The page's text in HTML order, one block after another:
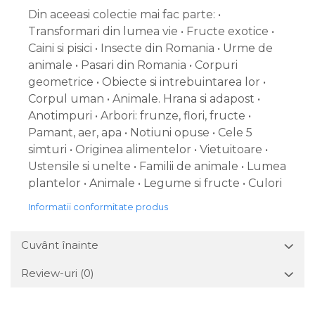
Din aceeasi colectie mai fac parte: •
Transformari din lumea vie • Fructe exotice •
Caini si pisici • Insecte din Romania • Urme de
animale • Pasari din Romania • Corpuri
geometrice • Obiecte si intrebuintarea lor •
Corpul uman • Animale. Hrana si adapost •
Anotimpuri • Arbori: frunze, flori, fructe •
Pamant, aer, apa • Notiuni opuse • Cele 5
simturi • Originea alimentelor • Vietuitoare •
Ustensile si unelte • Familii de animale • Lumea
plantelor • Animale • Legume si fructe • Culori
Informatii conformitate produs
Cuvânt înainte
Review-uri (0)